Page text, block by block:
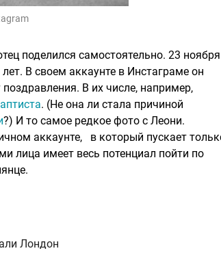
поделился самостоятельно. 23 ноября
В своем аккаунте в Инстаграме он
В их числе, например,
. (Не она ли стала причиной
?) И то самое редкое фото с Леони.
аккаунте, в который пускает
лица имеет весь потенциал пойти по
Лондон